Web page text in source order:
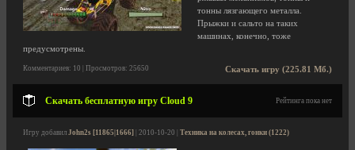
тонны лязгающего металла.
Прыжки и сальто на таких
машинах, конечно, тоже
предусмотрены.
Скачать игру (225.81 Мб.)
Комментариев: 10 | Просмотров: 25650
Скачать бесплатную игру Cloud 9 Рейтинга пока нет
Игру добавил John2s [11865|1666] | 2010-10-20 | Техника на колесах, гонки (1222)